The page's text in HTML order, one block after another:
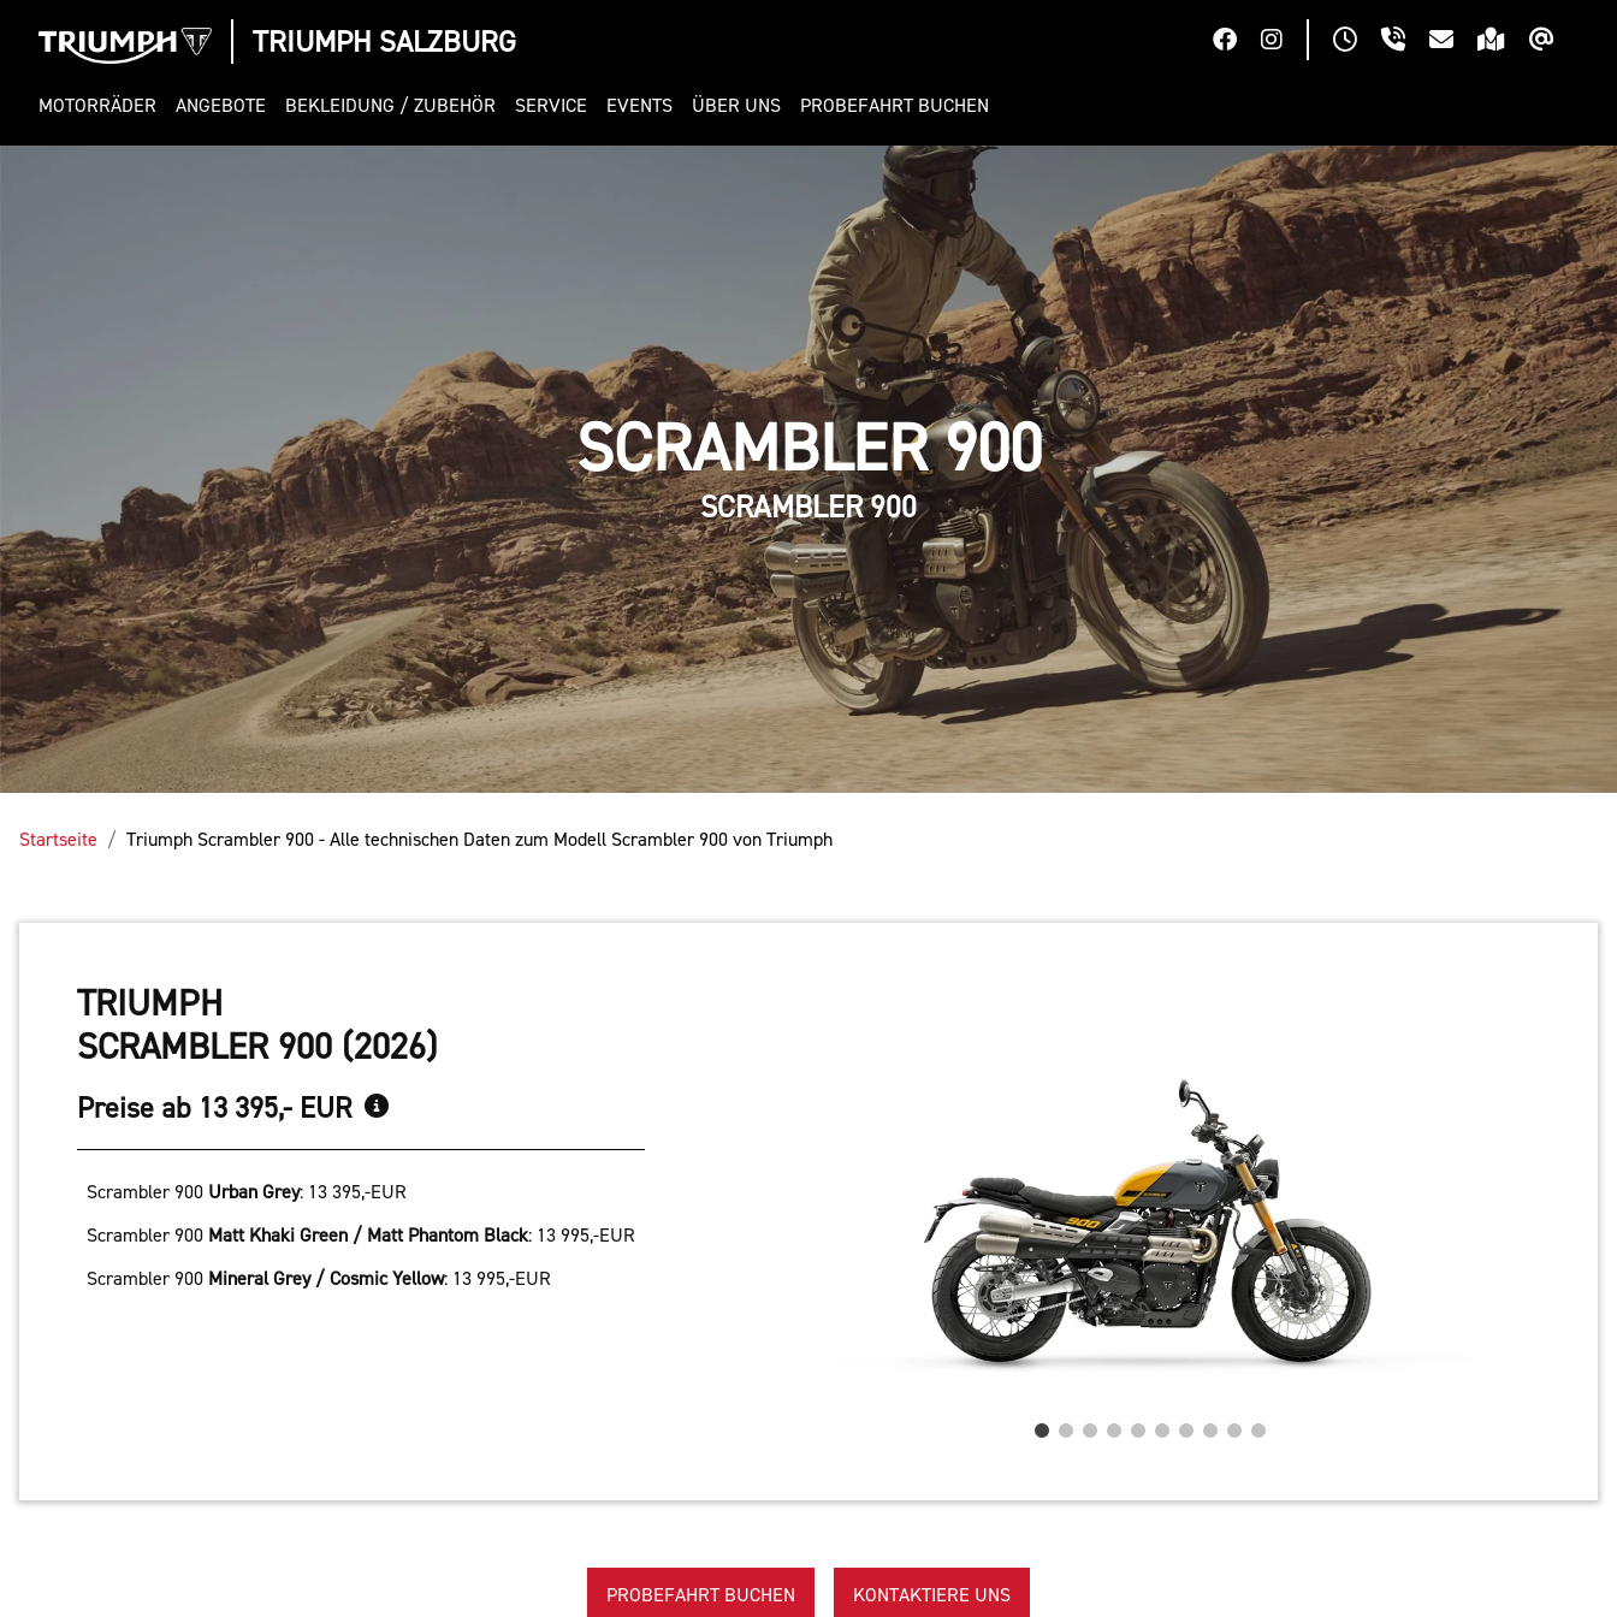
TRIUMPH SALZBURG
MOTORRÄDER ANGEBOTE BEKLEIDUNG / ZUBEHÖR SERVICE EVENTS ÜBER UNS PROBEFAHRT BUCHEN
SCRAMBLER 900
SCRAMBLER 900
Startseite Triumph Scrambler 900 - Alle technischen Daten zum Modell Scrambler 900 von Triumph
TRIUMPH
SCRAMBLER 900 (2026)
Preise ab 13 395,- EUR
Scrambler 900 Urban Grey: 13 395,-EUR
Scrambler 900 Matt Khaki Green / Matt Phantom Black: 13 995,-EUR
Scrambler 900 Mineral Grey / Cosmic Yellow: 13 995,-EUR
PROBEFAHRT BUCHEN KONTAKTIERE UNS